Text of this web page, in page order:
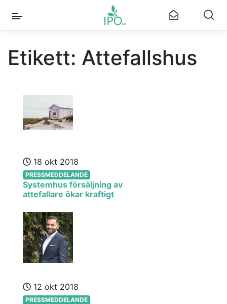
Etikett: Attefallshus
18 okt 2018
PRESSMEDDELANDE
Systemhus försäljning av
attefallare ökar kraftigt
12 okt 2018
PRESSMEDDELANDE